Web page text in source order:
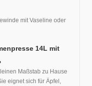
mit Vaseline oder
14L mit
Maßstab zu Hause
eignet sich für Äpfel,